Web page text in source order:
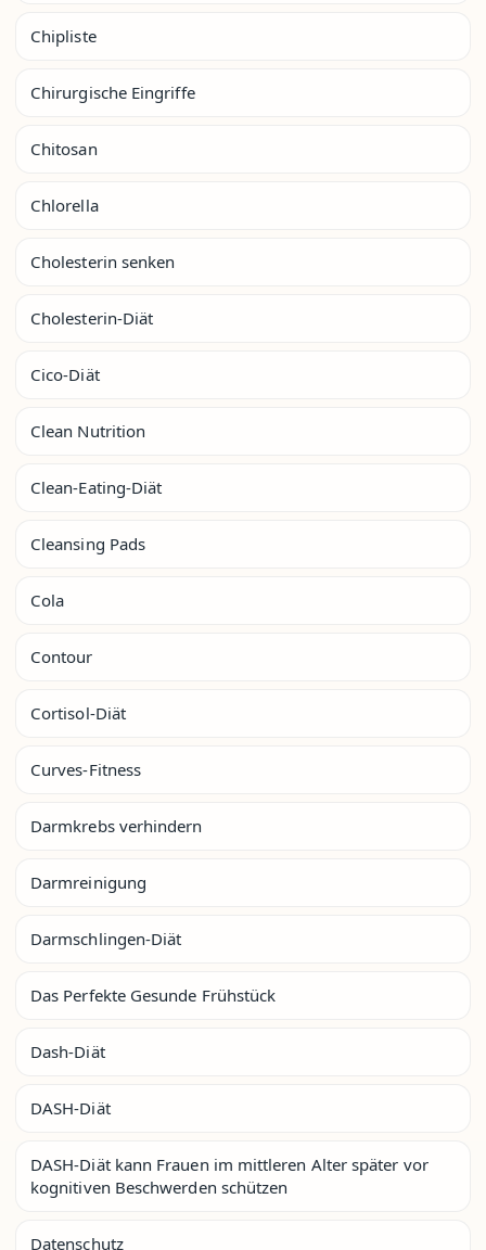
Chipliste
Chirurgische Eingriffe
Chitosan
Chlorella
Cholesterin senken
Cholesterin-Diät
Cico-Diät
Clean Nutrition
Clean-Eating-Diät
Cleansing Pads
Cola
Contour
Cortisol-Diät
Curves-Fitness
Darmkrebs verhindern
Darmreinigung
Darmschlingen-Diät
Das Perfekte Gesunde Frühstück
Dash-Diät
DASH-Diät
DASH-Diät kann Frauen im mittleren Alter später vor
kognitiven Beschwerden schützen
Datenschutz